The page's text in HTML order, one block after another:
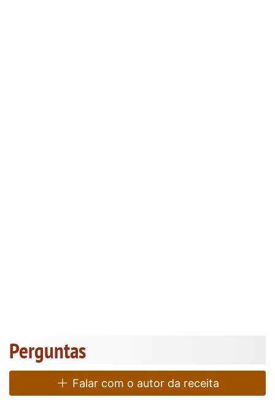
Perguntas
Falar com o autor da receita